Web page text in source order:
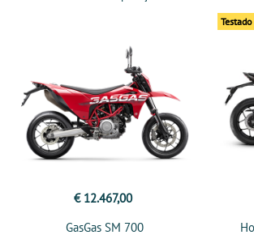
€ 12.467,00
GasGas SM 700
Testado